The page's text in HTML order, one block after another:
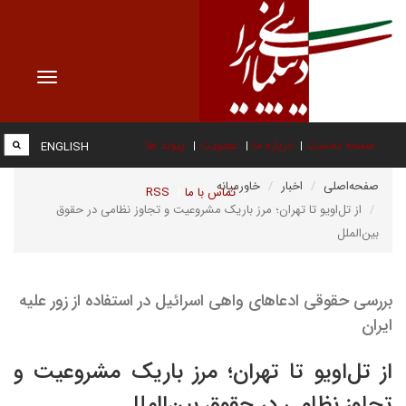
Toggle
صفحه نخست درباره ما عضویت پیوند ها
تماس با ما RSS
ENGLISH
صفحه‌اصلی اخبار
خاورمیانه
از تل‌اویو تا تهران؛ مرز باریک مشروعیت و تجاوز نظامی در حقوق
بین‌الملل
بررسی حقوقی ادعاهای واهی اسرائیل در استفاده از زور علیه
ایران
از تل‌اویو تا تهران؛ مرز باریک مشروعیت و